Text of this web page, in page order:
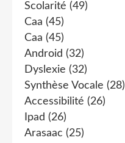
Scolarité (49)
Caa (45)
Caa (45)
Android (32)
Dyslexie (32)
Synthèse Vocale (28)
Accessibilité (26)
Ipad (26)
Arasaac (25)